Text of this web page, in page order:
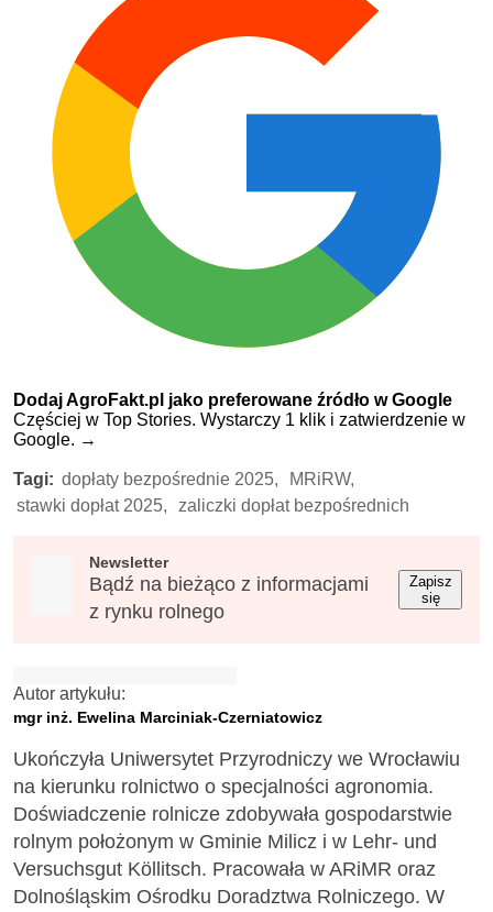
Dodaj AgroFakt.pl jako preferowane źródło w Google
Częściej w Top Stories. Wystarczy 1 klik i zatwierdzenie w
Google. →
Tagi: dopłaty bezpośrednie 2025,
MRiRW,
stawki dopłat 2025,
zaliczki dopłat bezpośrednich
Newsletter
Bądź na bieżąco z informacjami
z rynku rolnego
Zapisz
się
Autor artykułu:
mgr inż. Ewelina Marciniak-Czerniatowicz
Ukończyła Uniwersytet Przyrodniczy we Wrocławiu
na kierunku rolnictwo o specjalności agronomia.
Doświadczenie rolnicze zdobywała gospodarstwie
rolnym położonym w Gminie Milicz i w Lehr- und
Versuchsgut Köllitsch. Pracowała w ARiMR oraz
Dolnośląskim Ośrodku Doradztwa Rolniczego. W